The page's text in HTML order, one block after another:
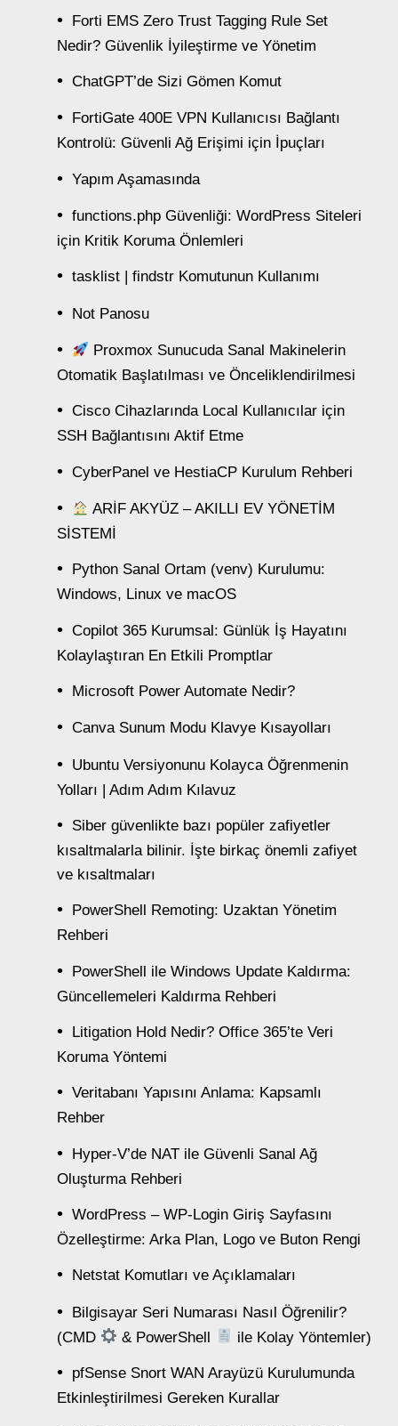
Forti EMS Zero Trust Tagging Rule Set
Nedir? Güvenlik İyileştirme ve Yönetim
ChatGPT’de Sizi Gömen Komut
FortiGate 400E VPN Kullanıcısı Bağlantı
Kontrolü: Güvenli Ağ Erişimi için İpuçları
Yapım Aşamasında
functions.php Güvenliği: WordPress Siteleri
için Kritik Koruma Önlemleri
tasklist | findstr Komutunun Kullanımı
Not Panosu
Proxmox Sunucuda Sanal Makinelerin
Otomatik Başlatılması ve Önceliklendirilmesi
Cisco Cihazlarında Local Kullanıcılar için
SSH Bağlantısını Aktif Etme
CyberPanel ve HestiaCP Kurulum Rehberi
ARİF AKYÜZ – AKILLI EV YÖNETİM
SİSTEMİ
Python Sanal Ortam (venv) Kurulumu:
Windows, Linux ve macOS
Copilot 365 Kurumsal: Günlük İş Hayatını
Kolaylaştıran En Etkili Promptlar
Microsoft Power Automate Nedir?
Canva Sunum Modu Klavye Kısayolları
Ubuntu Versiyonunu Kolayca Öğrenmenin
Yolları | Adım Adım Kılavuz
Siber güvenlikte bazı popüler zafiyetler
kısaltmalarla bilinir. İşte birkaç önemli zafiyet
ve kısaltmaları
PowerShell Remoting: Uzaktan Yönetim
Rehberi
PowerShell ile Windows Update Kaldırma:
Güncellemeleri Kaldırma Rehberi
Litigation Hold Nedir? Office 365’te Veri
Koruma Yöntemi
Veritabanı Yapısını Anlama: Kapsamlı
Rehber
Hyper-V’de NAT ile Güvenli Sanal Ağ
Oluşturma Rehberi
WordPress – WP-Login Giriş Sayfasını
Özelleştirme: Arka Plan, Logo ve Buton Rengi
Netstat Komutları ve Açıklamaları
Bilgisayar Seri Numarası Nasıl Öğrenilir?
(CMD
& PowerShell ile Kolay Yöntemler)
pfSense Snort WAN Arayüzü Kurulumunda
Etkinleştirilmesi Gereken Kurallar